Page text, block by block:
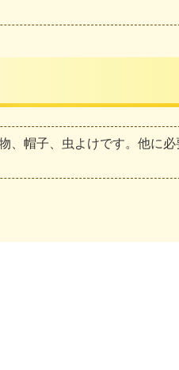
、帽子、虫よけです。他に